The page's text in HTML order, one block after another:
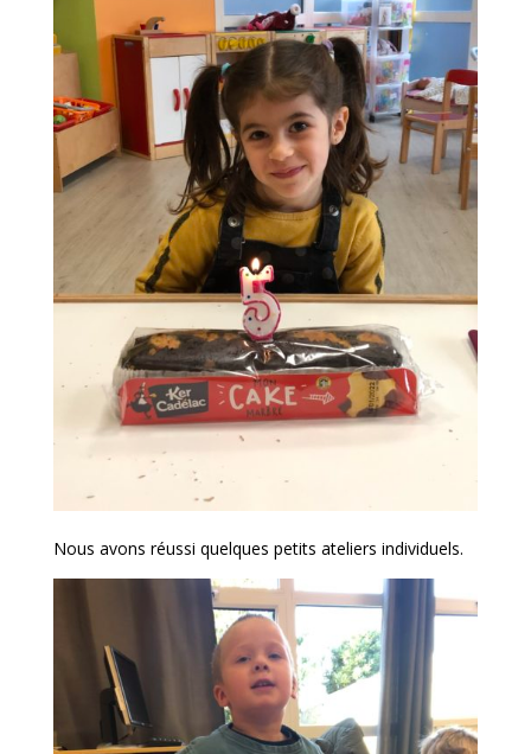
Nous avons réussi quelques petits ateliers individuels.